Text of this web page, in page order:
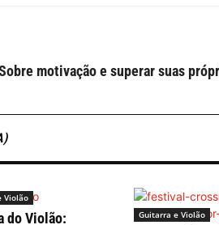
motivação e superar suas
Violão
do Violão:
Guitarra e Violão